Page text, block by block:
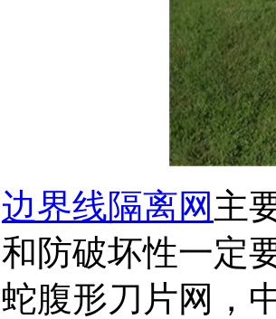
边界线隔离网 主
和防破坏性一定
蛇腹形刀片网，